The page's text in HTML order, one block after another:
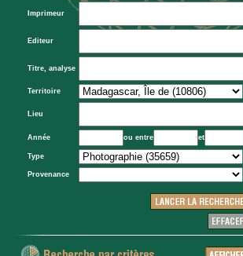
Imprimeur
Editeur
Titre, analyse
Territoire
Lieu
Année ou entre et
Type
Provenance